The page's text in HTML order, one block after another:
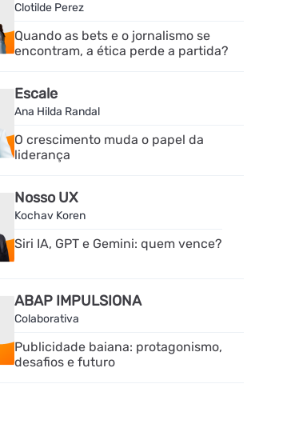
Clotilde Perez
Quando as bets e o jornalismo se
encontram, a ética perde a partida?
Escale
Ana Hilda Randal
O crescimento muda o papel da
liderança
Nosso UX
Kochav Koren
Siri IA, GPT e Gemini: quem vence?
ABAP IMPULSIONA
Colaborativa
Publicidade baiana: protagonismo,
desafios e futuro